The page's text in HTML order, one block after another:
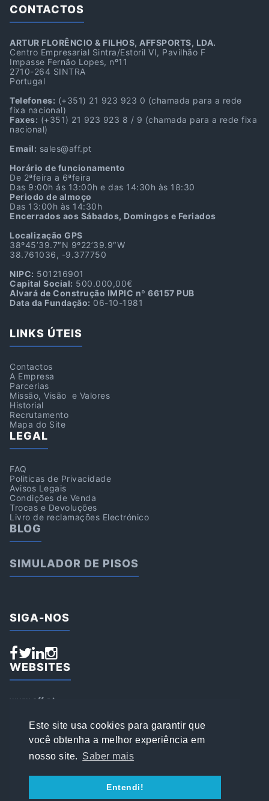
Este site usa cookies para garantir que
você obtenha a melhor experiência em
nosso site. Saber mais
Entendi!
CONTACTOS
ARTUR FLORÊNCIO & FILHOS, AFFSPORTS, LDA.
Centro Empresarial Sintra/Estoril VI, Pavilhão F
Impasse Fernão Lopes, nº11
2710-264 SINTRA
Portugal
Telefones: (+351) 21 923 923 0 (chamada para a rede
fixa nacional)
Faxes: (+351) 21 923 923 8 / 9 (chamada para a rede fixa
nacional)
Email: sales@aff.pt
Horário de funcionamento
De 2ªfeira a 6ªfeira
Das 9:00h ás 13:00h e das 14:30h às 18:30
Periodo de almoço
Das 13:00h às 14:30h
Encerrados aos Sábados, Domingos e Feriados
Localização GPS
38º45’39.7″N 9º22’39.9″W
38.761036, -9.377750
NIPC: 501216901
Capital Social: 500.000,00€
Alvará de Construção IMPIC nº 66157 PUB
Data da Fundação: 06-10-1981
LINKS ÚTEIS
Contactos
A Empresa
Parcerias
Missão, Visão e Valores
Historial
Recrutamento
Mapa do Site
LEGAL
FAQ
Politicas de Privacidade
Avisos Legais
Condições de Venda
Trocas e Devoluções
Livro de reclamações Electrónico
BLOG
SIMULADOR DE PISOS
SIGA-NOS
WEBSITES
www.aff.pt
www.loja.affsports.pt
PESQUISAR